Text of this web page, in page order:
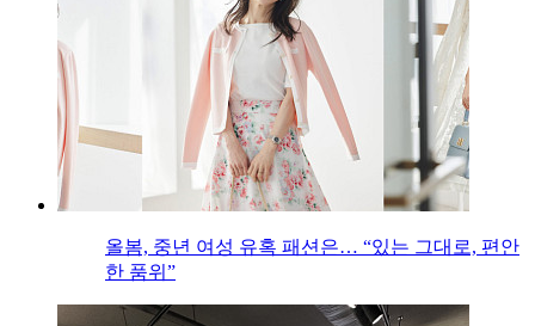
올봄, 중년 여성 유혹 패션은… “있는 그대로, 편안
한 품위”